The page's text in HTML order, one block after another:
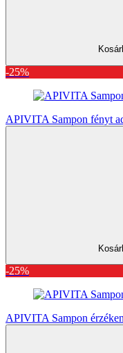
-25%
APIVITA Sampon fényt
-25%
APIVITA Sampon